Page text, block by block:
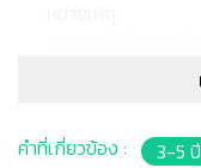
แพ็คเกจโดยร้านฯอ
ของผลิตภัณฑ์ที่แสด
คำที่เกี่ยวข้อง : 3-5 ปี